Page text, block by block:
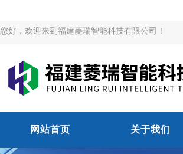
您好，欢迎来到福建菱瑞智能科技有限公司！
网站首页 关于我们